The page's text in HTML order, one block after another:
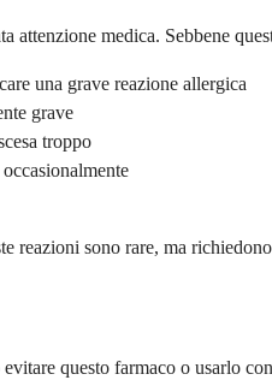
medica. Sebbene
una grave reazione allergica
grave
troppo
reazioni sono rare, ma
questo farmaco o usarlo